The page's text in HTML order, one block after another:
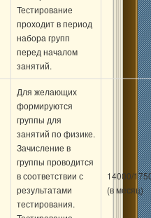
Тестирование
проходит в период
набора групп
перед началом
занятий.
Для желающих
формируются
группы для
занятий по физике.
Зачисление в
группы проводится
в соответствии с
результатами
тестирования.
14000/
(в месяц)